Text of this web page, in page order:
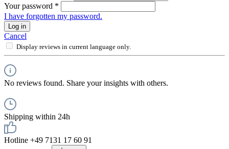
Your password *
I have forgotten my password.
Log in
Cancel
Display reviews in current language only.
No reviews found. Share your insights with others.
Shipping within 24h
Hotline +49 7131 17 60 91